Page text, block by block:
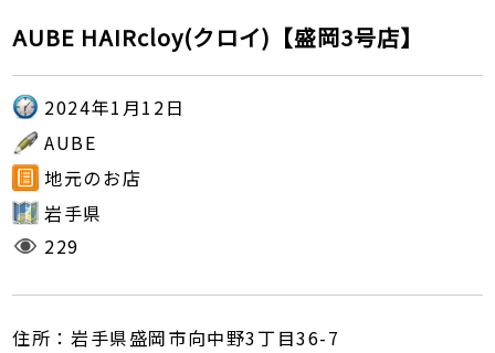
AUBE HAIRcloy(クロイ)【盛岡3号店】
2024年1月12日
AUBE
地元のお店
岩手県
229
住所：岩手県盛岡市向中野3丁目36-7